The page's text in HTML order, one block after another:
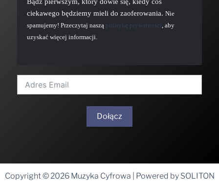
ciekawego będziemy mieli do zaoferowania. Nie
spamujemy! Przeczytaj naszą politykę prywatności, aby
uzyskać więcej informacji.
Dołącz
Copyright © 2026 Muzyka Cyfrowa | Powered by SOLITON